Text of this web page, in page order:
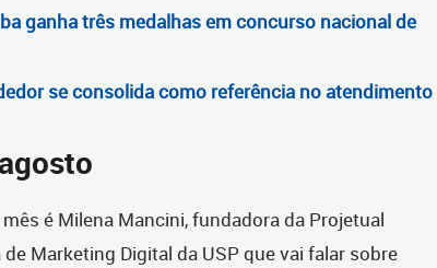
ganha três medalhas em concurso nacional de
se consolida como referência no atendimento
é Milena Mancini, fundadora da Projetual
Marketing Digital da USP que vai falar sobre